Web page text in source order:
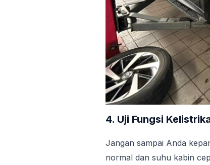
4. Uji Fungsi
Jangan sampai Anda
normal dan suhu kabin